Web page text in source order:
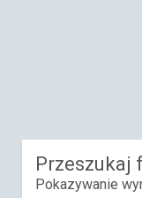
Przeszukaj
Pokazywanie